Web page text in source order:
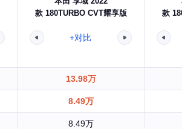
款 180TURBO CVT耀享版
+对比
款
13.98万
8.49万
8.49万